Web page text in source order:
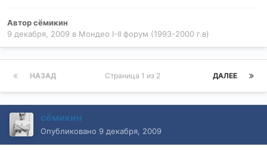
Авторсёмикин
9 декабря, 2009 в Мондео I-II форум (1993-2000 г.в)
НАЗАД ДАЛЕЕ
Страница 1 из 2
сёмикин
Опубликовано 9 декабря, 2009